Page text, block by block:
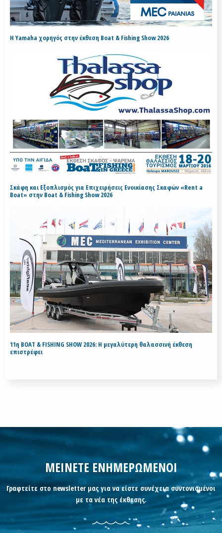
H Yamaha χορηγός στην έκθεση Boat & Fishing Show 2026
Σκάφη και Εξοπλισμός για Επιχειρήσεις Ενοικίασης Σκαφών «Rent a
Boat» στην Boat & Fishing Show 2026
11η BOAT & FISHING SHOW 2026: Η μεγαλύτερη θαλασσινή έκθεση
επιστρέφει
ΜΕΙΝΕΤΕ ΕΝΗΜΕΡΩΜΕΝΟΙ
Γραφτείτε στο newsletter μας για να είστε συνέχεια συντονισμένοι
με τα νέα της έκθεσης.